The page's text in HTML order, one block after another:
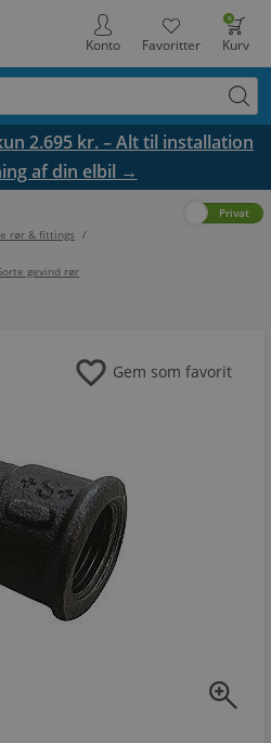
0
Kurv
Favoritter
Konto
2.695 kr. – Alt til installation
af din elbil →
rør & fittings /
gevind rør
Privat
zoom_in
favorite Gem som favorit